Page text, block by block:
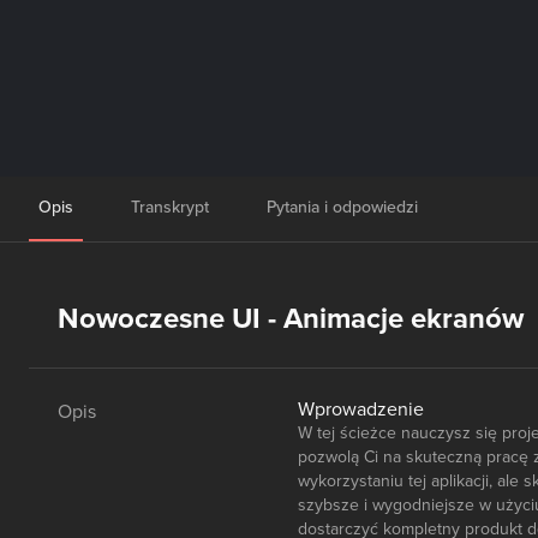
Opis Transkrypt Pytania i odpowiedzi
Nowoczesne UI - Animacje ekranów
Opis Wprowadzenie
W tej ścieżce nauczysz się
pozwolą Ci na skuteczną pracę
wykorzystaniu tej aplikacji, ale
szybsze i wygodniejsze w
dostarczyć kompletny produkt